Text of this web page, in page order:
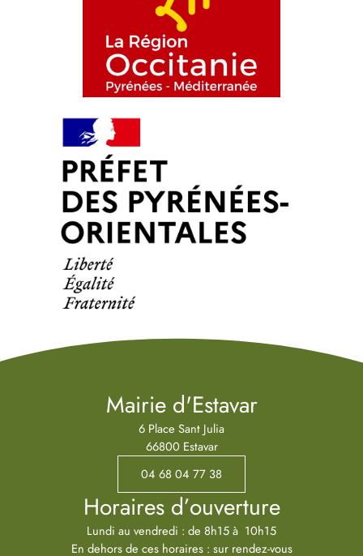
Mairie d'Estavar
6 Place Sant Julia
66800 Estavar
04 68 04 77 38
Horaires d’ouverture
Lundi au vendredi : de 8h15 à 10h15
En dehors de ces horaires : sur rendez-vous